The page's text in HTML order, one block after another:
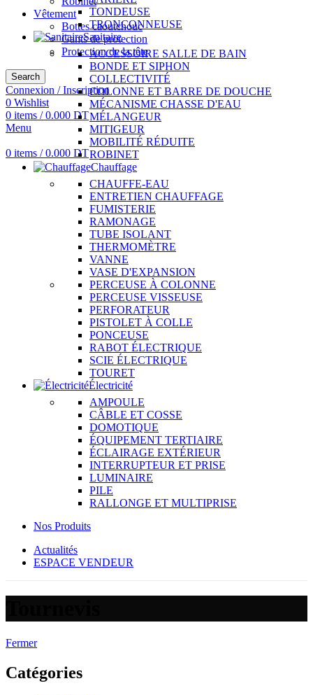
Vêtement
Bottes caoutchouc
Gants de protection
Protection de la tête
Search
Connexion / Inscription
0 Wishlist
0 items / 0.000 DT
Menu
0 items / 0.000 DT
TONDEUSE
TRONÇONNEUSE
Sanitaire
ACCESSOIRE SALLE DE BAIN
BONDE ET SIPHON
COLLECTIVITÉ
COLONNE ET BARRE DE DOUCHE
MÉCANISME CHASSE D'EAU
MÉLANGEUR
MITIGEUR
MOBILITÉ RÉDUITE
ROBINET
Chauffage
CHAUFFE-EAU
ENTRETIEN CHAUFFAGE
FUMISTERIE
RAMONAGE
TUBE ISOLANT
THERMOMÈTRE
VANNE
VASE D'EXPANSION
PERCEUSE À COLONNE
PERCEUSE VISSEUSE
PERFORATEUR
PISTOLET À COLLE
PONCEUSE
RABOT ÉLECTRIQUE
SCIE ÉLECTRIQUE
TOURET
Électricité
AMPOULE
CÂBLE ET COSSE
DOMOTIQUE
ÉQUIPEMENT TERTIAIRE
ÉCLAIRAGE EXTÉRIEUR
INTERRUPTEUR ET PRISE
LUMINAIRE
PILE
RALLONGE ET MULTIPRISE
Nos Produits
Actualités
ESPACE VENDEUR
Fermer
Catégories